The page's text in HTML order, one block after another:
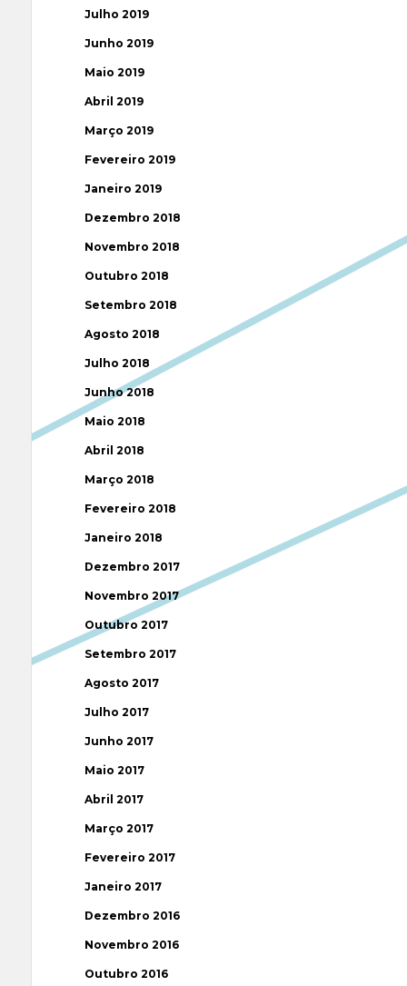
Julho 2019
Junho 2019
Maio 2019
Abril 2019
Março 2019
Fevereiro 2019
Janeiro 2019
Dezembro 2018
Novembro 2018
Outubro 2018
Setembro 2018
Agosto 2018
Julho 2018
Junho 2018
Maio 2018
Abril 2018
Março 2018
Fevereiro 2018
Janeiro 2018
Dezembro 2017
Novembro 2017
Outubro 2017
Setembro 2017
Agosto 2017
Julho 2017
Junho 2017
Maio 2017
Abril 2017
Março 2017
Fevereiro 2017
Janeiro 2017
Dezembro 2016
Novembro 2016
Outubro 2016